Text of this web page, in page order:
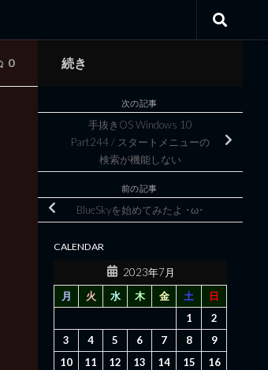
0 続き
次の記事
手抜きOS Windows 10
Part244 / スタートメニューの
検索が機能しない
前の記事
BlueSkyを始めてみたよ ･ω･
CALENDAR
2023年7月
月
火 水 木 金 土
日
1
2
3
4 5 6 7 8
9
10
11 12 13 14 15
16